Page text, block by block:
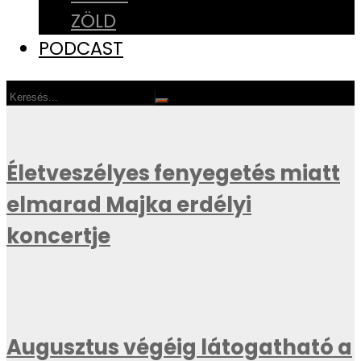
ZÖLD
PODCAST
Életveszélyes fenyegetés miatt
elmarad Majka erdélyi
koncertje
Augusztus végéig látogatható a